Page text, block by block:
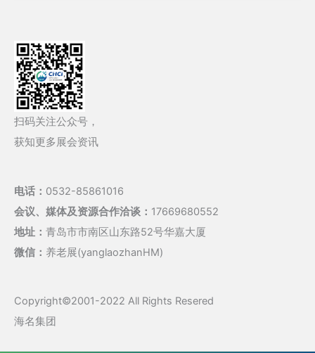
扫码关注公众号，
获知更多展会资讯
电话： 0532-85861016
会议、媒体及资源合作洽谈： 17669680552
地址： 青岛市市南区山东路52号华嘉大厦
微信： 养老展(yanglaozhanHM)
Copyright©2001-2022 All Rights Resered
海名集团